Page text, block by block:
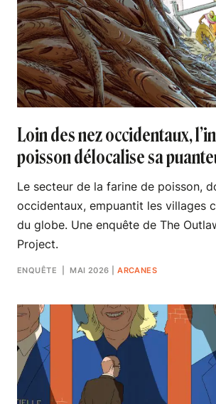
Loin des nez occidentaux,
poisson délocalise sa
Le secteur de la farine de poisson,
occidentaux, empuantit les villages
du globe. Une enquête de The
Project.
ENQUÊTE | MAI 2026 |ARCANES